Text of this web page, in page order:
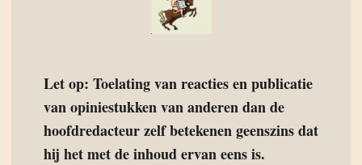
Let op: Toelating van reacties en publicatie
van opiniestukken van anderen dan de
hoofdredacteur zelf betekenen geenszins dat
hij het met de inhoud ervan eens is.